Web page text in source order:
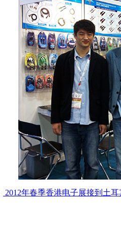
2012年春季香港电子展接到土